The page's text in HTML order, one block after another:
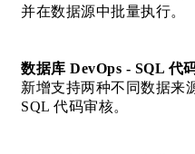
并在数据源中批量执行。
数据库 DevOps - SQL 代
新增支持两种不同数据来
SQL 代码审核。